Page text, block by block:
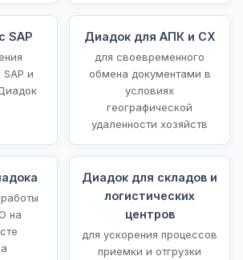
SAP
и
Диадок для АПК и СХ
для своевременного
обмена документами в
условиях
географической
удаленности хозяйств
на
Диадок для складов и
логистических
центров
для ускорения процессов
приемки и отгрузки